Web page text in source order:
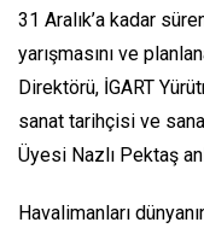
31 Aralık’a kadar
yarışmasını ve
Direktörü, İGART
sanat tarihçisi ve
Üyesi Nazlı Pektaş
Havalimanları